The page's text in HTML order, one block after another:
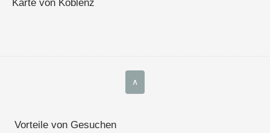
Karte von Koblenz
∧
Vorteile von Gesuchen